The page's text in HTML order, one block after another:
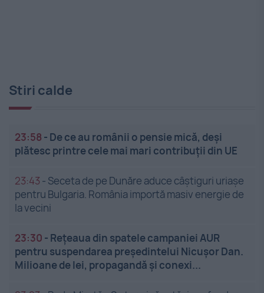
Stiri calde
23:58 - De ce au românii o pensie mică, deși
plătesc printre cele mai mari contribuții din UE
23:43 - Seceta de pe Dunăre aduce câștiguri uriașe
pentru Bulgaria. România importă masiv energie de
la vecini
23:30 - Rețeaua din spatele campaniei AUR
pentru suspendarea președintelui Nicușor Dan.
Milioane de lei, propagandă și conexi...